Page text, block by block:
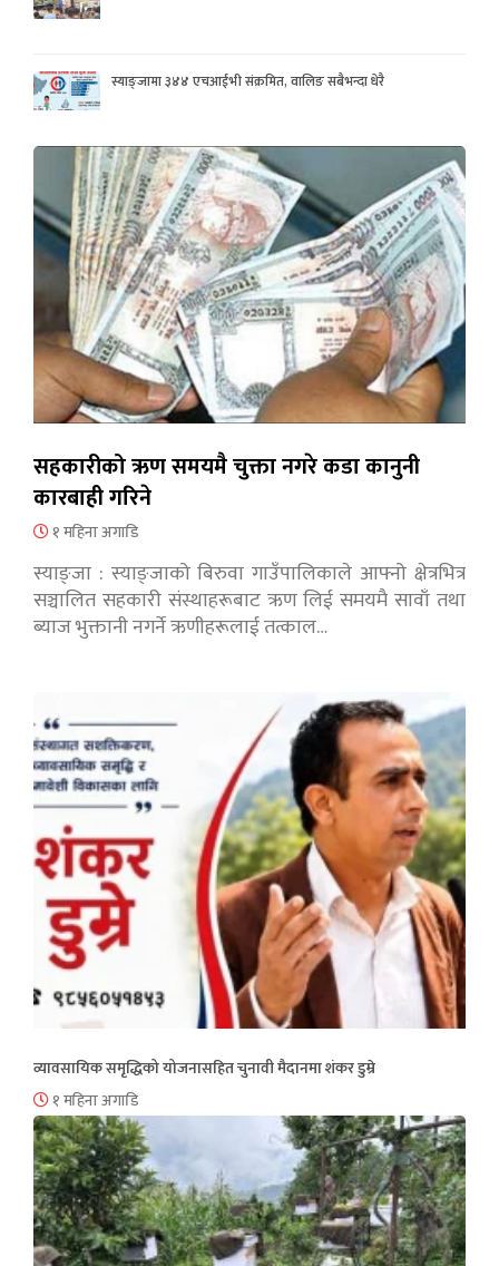
स्याङ्जामा ३४४ एचआईभी संक्रमित, वालिङ सबैभन्दा धेरै
सहकारीको ऋण समयमै चुक्ता नगरे कडा कानुनी
कारबाही गरिने
१ महिना अगाडि
स्याङ्जा : स्याङ्जाको बिरुवा गाउँपालिकाले आफ्नो क्षेत्रभित्र
सञ्चालित सहकारी संस्थाहरूबाट ऋण लिई समयमै सावाँ तथा
ब्याज भुक्तानी नगर्ने ऋणीहरूलाई तत्काल…
व्यावसायिक समृद्धिको योजनासहित चुनावी मैदानमा शंकर डुम्रे
१ महिना अगाडि